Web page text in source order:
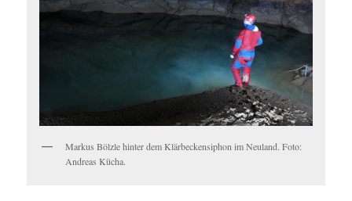
Markus Bölzle hinter dem Klärbeckensiphon im Neuland. Foto:
Andreas Kücha.